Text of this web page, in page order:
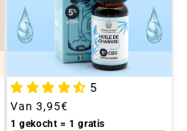
5
Gebruikelijke
prijs
Van 3,95€
1 gekocht = 1 gratis